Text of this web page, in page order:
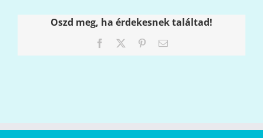
Oszd meg, ha érdekesnek találtad!
Facebook PinterestEmail: